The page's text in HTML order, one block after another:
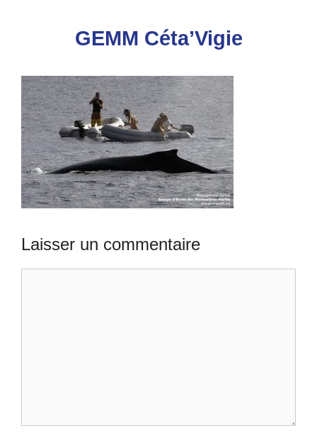
GEMM Céta’Vigie
Laisser un commentaire